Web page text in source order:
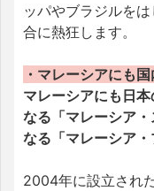
ッパやブラジルを
合に熱狂します。
・マレーシアにも
マレーシアにも日
なる「マレーシア
なる「マレーシア・
2004年に設立され